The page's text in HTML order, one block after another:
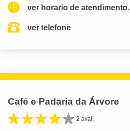
ver horario de atendimento.
ver telefone
Café e Padaria da Árvore
2 aval.